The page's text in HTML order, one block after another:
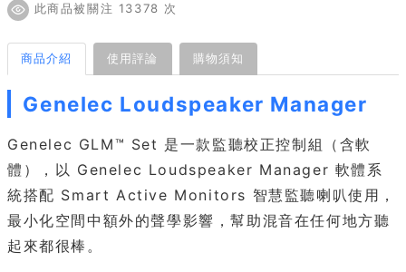
此商品被關注 13378 次
商品介紹 使用評論 購物須知
Genelec Loudspeaker Manager
Genelec GLM™ Set 是一款監聽校正控制組（含軟
體），以 Genelec Loudspeaker Manager 軟體系
統搭配 Smart Active Monitors 智慧監聽喇叭使用，
最小化空間中額外的聲學影響，幫助混音在任何地方聽
起來都很棒。